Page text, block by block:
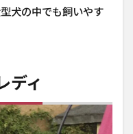
犬の中でも飼いやす
ディ